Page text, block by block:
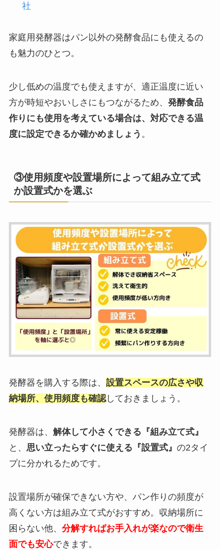
社
家庭用発酵器はパン以外の発酵食品にも使えるの
も魅力のひとつ。
少し低めの温度でも使えますが、適正温度に近い
方が時短やおいしさにもつながるため、 発酵食品
作りにも使用を考えている場合は、対応できる温
度に設定できるか確かめましょう 。
③使用頻度や設置場所によって組み立て式
か設置式かを選ぶ
発酵器を購入する際は、 設置スペースの広さや収
納場所、使用頻度も確認しておきましょう。
発酵器は、 解体して小さくできる『組み立て式』
と、 思い立ったらすぐに使える『設置式』 の2タイ
プに分かれるためです。
設置場所が確保できない方や、パン作りの頻度が
高くない方は組み立て式がおすすめ。収納場所に
困らない他、 分解すればお手入れが楽なので衛生
面でも安心できます。